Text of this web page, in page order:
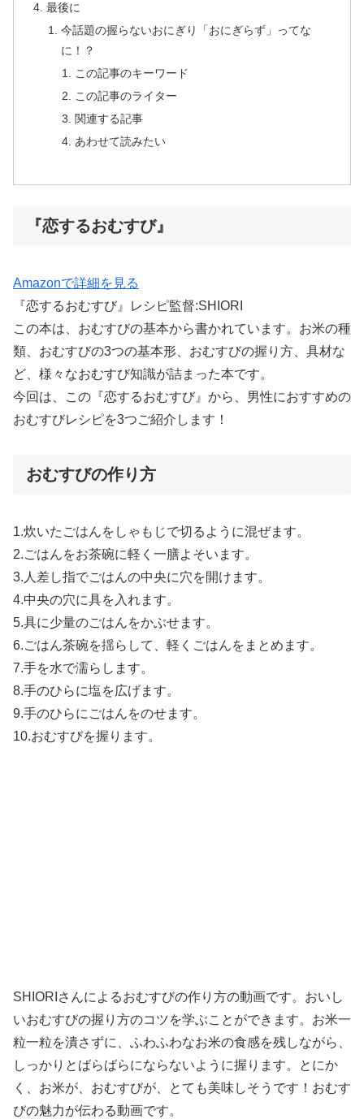
最後に
今話題の握らないおにぎり「おにぎらず」ってな
に！？
この記事のキーワード
この記事のライター
関連する記事
あわせて読みたい
『恋するおむすび』
Amazonで詳細を見る
『恋するおむすび』レシピ監督:SHIORI
この本は、おむすびの基本から書かれています。お米の種
類、おむすびの3つの基本形、おむすびの握り方、具材な
ど、様々なおむすび知識が詰まった本です。
今回は、この『恋するおむすび』から、男性におすすめの
おむすびレシピを3つご紹介します！
おむすびの作り方
1.炊いたごはんをしゃもじで切るように混ぜます。
2.ごはんをお茶碗に軽く一膳よそいます。
3.人差し指でごはんの中央に穴を開けます。
4.中央の穴に具を入れます。
5.具に少量のごはんをかぶせます。
6.ごはん茶碗を揺らして、軽くごはんをまとめます。
7.手を水で濡らします。
8.手のひらに塩を広げます。
9.手のひらにごはんをのせます。
10.おむすびを握ります。
SHIORIさんによるおむすびの作り方の動画です。おいし
いおむすびの握り方のコツを学ぶことができます。お米一
粒一粒を潰さずに、ふわふわなお米の食感を残しながら、
しっかりとばらばらにならないように握ります。とにか
く、お米が、おむすびが、とても美味しそうです！おむす
びの魅力が伝わる動画です。